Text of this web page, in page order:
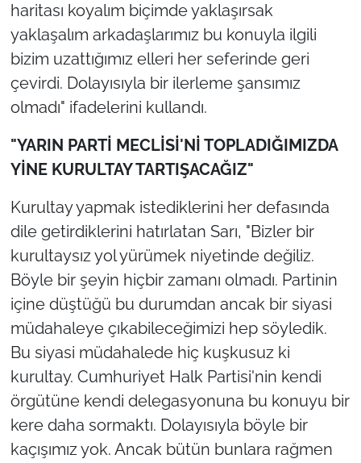
haritası koyalım biçimde yaklaşırsak
yaklaşalım arkadaşlarımız bu konuyla ilgili
bizim uzattığımız elleri her seferinde geri
çevirdi. Dolayısıyla bir ilerleme şansımız
olmadı" ifadelerini kullandı.
"YARIN PARTİ MECLİSİ'Nİ TOPLADIĞIMIZDA
YİNE KURULTAY TARTIŞACAĞIZ"
Kurultay yapmak istediklerini her defasında
dile getirdiklerini hatırlatan Sarı, "Bizler bir
kurultaysız yol yürümek niyetinde değiliz.
Böyle bir şeyin hiçbir zamanı olmadı. Partinin
içine düştüğü bu durumdan ancak bir siyasi
müdahaleye çıkabileceğimizi hep söyledik.
Bu siyasi müdahalede hiç kuşkusuz ki
kurultay. Cumhuriyet Halk Partisi'nin kendi
örgütüne kendi delegasyonuna bu konuyu bir
kere daha sormaktı. Dolayısıyla böyle bir
kaçışımız yok. Ancak bütün bunlara rağmen